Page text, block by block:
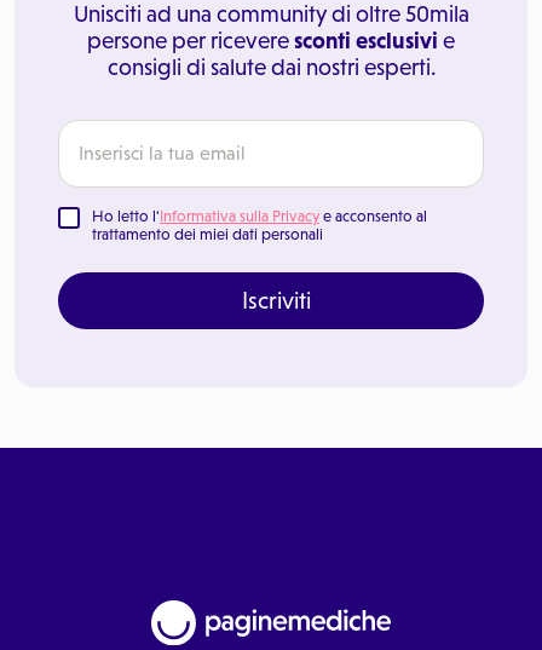
Unisciti ad una community di oltre 50mila
persone per riceveresconti esclusivi e
consigli di salute dai nostri esperti.
Ho letto l'Informativa sulla Privacy e acconsento al
trattamento dei miei dati personali
Iscriviti